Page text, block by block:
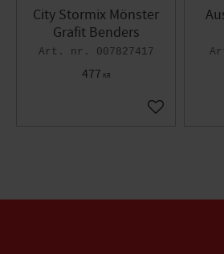
City Stormix Mönster
Grafit Benders
007827417
477 KR
Lägg till i